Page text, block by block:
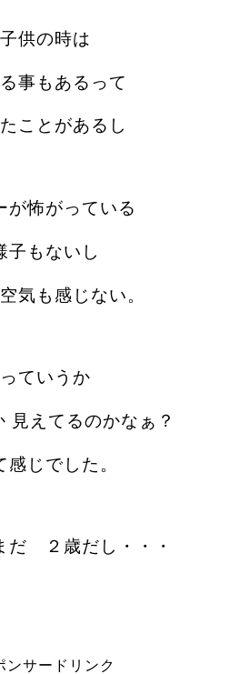
子供の時は
事もあるって
ことがあるし
が怖がっている
子もないし
気も感じない。
っていうか
見えてるのかなぁ？
感じでした。
だ ２歳だし・・・
ンサードリンク